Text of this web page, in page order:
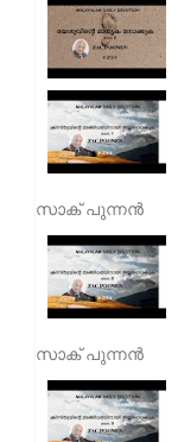
സാക് പുന്നൻ
സാക് പുന്നൻ